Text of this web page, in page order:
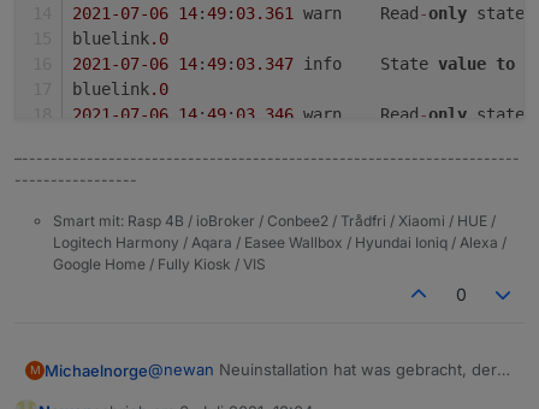
2021-07-06 14:49: 03.361
	warn	Read
-only state
bluelink.0
2021-07-06 14:49: 03.347
	info	State
value to
bluelink.0
2021 -07-06 14:49: 03.346
	warn	Read
-only state
2021-07-06 14:49:03.338
	warn	Read
-only state
2021-07-06 14 :49:03.331
	warn	Read
-only state
bluelink.0
2021-07-06 14:49:03.282
2021-07-06 14:49:03.251
	warn	Read
-only state
–---------------------------------------------------------------------
-----------------
Smart mit: Rasp 4B / ioBroker / Conbee2 / Trådfri / Xiaomi / HUE /
Logitech Harmony / Aqara / Easee Wallbox / Hyundai Ioniq / Alexa /
Google Home / Fully Kiosk / VIS
0
M Michaelnorge@newan Neuinstallation hat was gebracht, der